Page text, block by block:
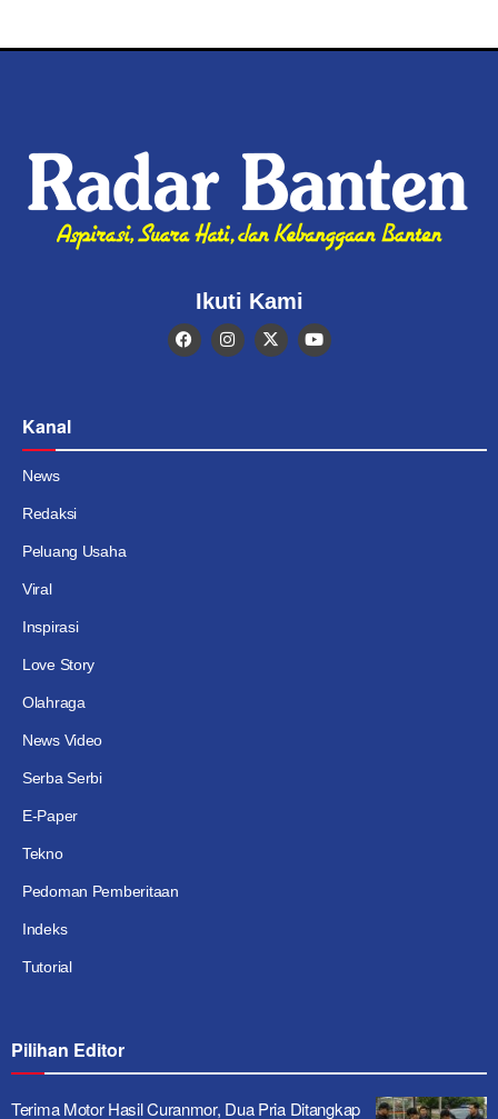
Ikuti Kami
Kanal
News
Redaksi
Peluang Usaha
Viral
Inspirasi
Love Story
Olahraga
News Video
Serba Serbi
E-Paper
Tekno
Pedoman Pemberitaan
Indeks
Tutorial
Pilihan Editor
Terima Motor Hasil Curanmor, Dua Pria Ditangkap